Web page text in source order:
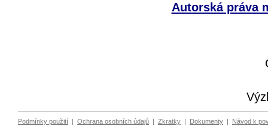
Autorská práva
Podmínky použití | Ochrana osobních údajů | Zkratky | Dokumenty | Návod k